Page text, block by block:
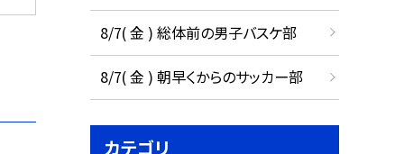
8/7( 金 ) 総体前の男子バスケ部
8/7( 金 ) 朝早くからのサッカー部
カテゴリ